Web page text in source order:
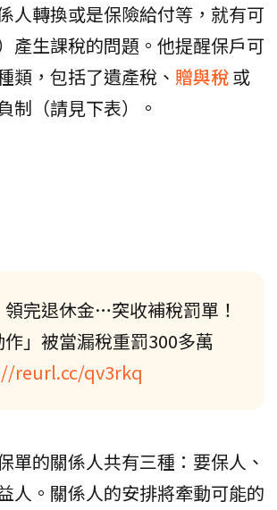
人轉換或是保險給付等，就有可
產生課稅的問題。他提醒保戶可
類，包括了遺產稅、 贈與稅或
制（請見下表）。
完退休金…突收補稅罰單！
」被當漏稅重罰300多萬
reurl.cc/qv3rkq
單的關係人共有三種：要保人、
人。關係人的安排將牽動可能的